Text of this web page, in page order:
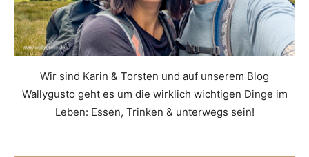
Wir sind Karin & Torsten und auf unserem Blog
Wallygusto geht es um die wirklich wichtigen Dinge im
Leben: Essen, Trinken & unterwegs sein!